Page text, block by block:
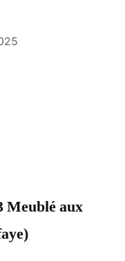
Meublé aux